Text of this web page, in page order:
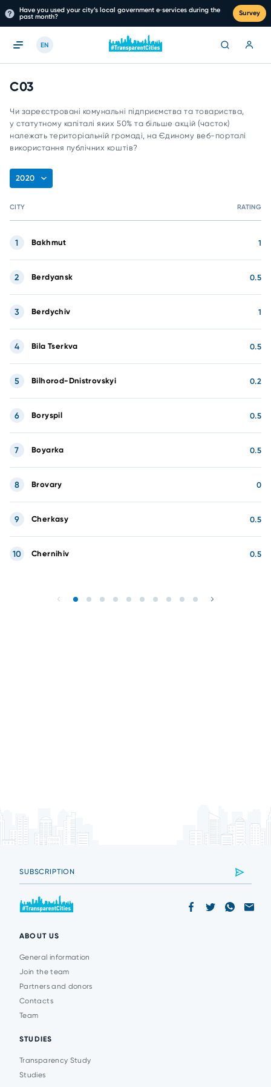
Have you used your city’s local government e‑services during the
past month?
Survey
EN
C03
Чи зареєстровані комунальні підприємства та товариства,
у статутному капіталі яких 50% та більше акцій (часток)
належать територіальній громаді, на Єдиному веб-порталі
використання публічних коштів?
2020
CITY RATING
Bakhmut 1
1
Berdyansk 0.5
2
Berdychiv 1
3
Bila Tserkva 0.5
4
Bilhorod-Dnistrovskyi 0.2
5
Boryspil 0.5
6
Boyarka 0.5
7
Brovary 0
8
Cherkasy 0.5
9
Chernihiv 0.5
10
ABOUT US
General information
Join the team
Partners and donors
Contacts
Team
STUDIES
Transparency Study
Studies